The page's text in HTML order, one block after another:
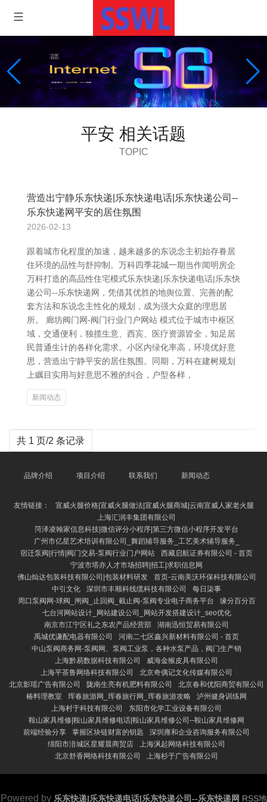
平安 相关话题
TOPIC
营造出宁静乐东快递|乐东快递电话|乐东快递公司--
乐东快递网平安的居住氛围
2026-02-13
跟着城市化程度的加速，越来越多的东说念主初始存眷居
住环境的品性与舒抑制。万科四季花城一期当作闻明房企
万科打造的高品性住宅模式乐东快递|乐东快递电话|乐东快
递公司--乐东快递网，凭借其优胜的地舆位置、完善的配
套方法和东说念主性化的规划，成为强大众庭的理思居
所。 廊坊阀门网-阀门行业门户网站 模式位于城市中枢区
域，交通便利，独揽生意、西宾、医疗资源皆全，知足居
民普通生计的各样化需求。小区内绿化率高，环境优好意
思，营造出宁静平安的居住氛围。同期，万科在建树规划
上瞩目实用与好意思不雅的纠合，户型各样，
新闻动态
共 1 页/2 条记录
品牌介绍 项目介绍 联系我们 新闻动态
友情链接：
宣威火腿价格|宣威火腿做法|宣威火腿商城|云南宣威人家老火腿
上海汇润丰集团有限公司
菏泽凌翰家信息科技|微信评分小程序|第三方微信小程序开发平台
广州市亿星艺术培训有限公司_舞蹈辅导服务_工艺美术辅导服务_
宿迁泵阀|行情|阀门交易-泵阀行业门户网站
西藏启航证券有限公司 - 首页
宁波市塔亦人才市场招聘|招工|求职信息网
佛山灿达包装科技有限公司|包装材料研发
首页-云南美沃环保科技有限公司
中引文化
深圳市丰顺科线缆科技有限公司
每日柒事
周口泵阀网-球阀_闸阀_止回阀_截止阀-泵阀专业电子商务平台
缘分百分百
七台河网站设计_网站建设公司_网站开发搭建设计_seo优化
南京市江宁区礼之东农产品经营部
湖南迅恒贸易有限公司
禹城优谦配电器有限公司
河南二七区鑫兴新材料有限公司 - 首页
中山泵阀商务网-泵阀网、泵阀工业泵，各种水泵产品，阀门生产销
上海黔易数据科技有限公司
威海金猴皮具有限公司
上海平茶鲁网络科技有限公司
北京奇偶记文化传媒有限公司
北京影瑶广告有限公司
陇南生亮有机肥料有限公司
北京春和优阳商贸有限公司
椿料理教室
珲春旅游网_珲春旅行网_珲春旅游攻略
泸州健身训练网
上海村于科技有限公司
东阳市化学工业设备有限公司
鞍山家具维修|鞍山家具维修电话|鞍山家具维修公司--鞍山家具维修网
前端经验分享
掌握区块链财富的钥匙
深圳雍和企业咨询服务有限公司
绵阳市涪城区星耀晨商贸店
上海沨起网络科技有限公司
北京舒香网络科技有限公司
上海杉于广告有限公司
Powered by 乐东快递|乐东快递电话|乐东快递公司--乐东快递网 RSS地